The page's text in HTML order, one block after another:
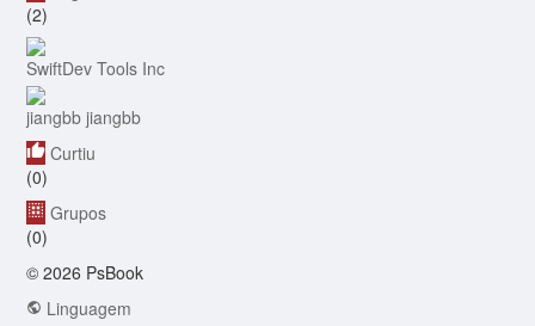
(2)
SwiftDev Tools Inc
jiangbb jiangbb
Curtiu
(0)
Grupos
(0)
© 2026 PsBook
Linguagem